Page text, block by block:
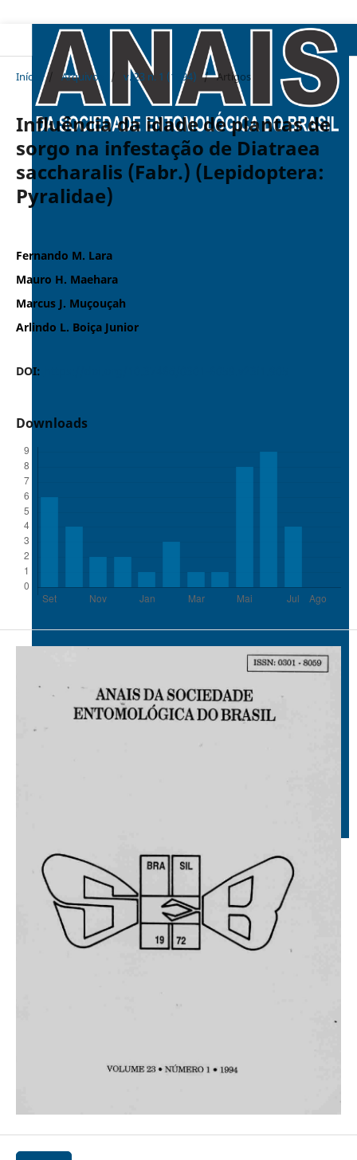
Início / Arquivos / v. 23 n. 1 (1994) / Artigos
Influência da idade de plantas de
sorgo na infestação de Diatraea
saccharalis (Fabr.) (Lepidoptera:
Pyralidae)
Fernando M. Lara
Mauro H. Maehara
Marcus J. Muçouçah
Arlindo L. Boiça Junior
DOI:
Downloads